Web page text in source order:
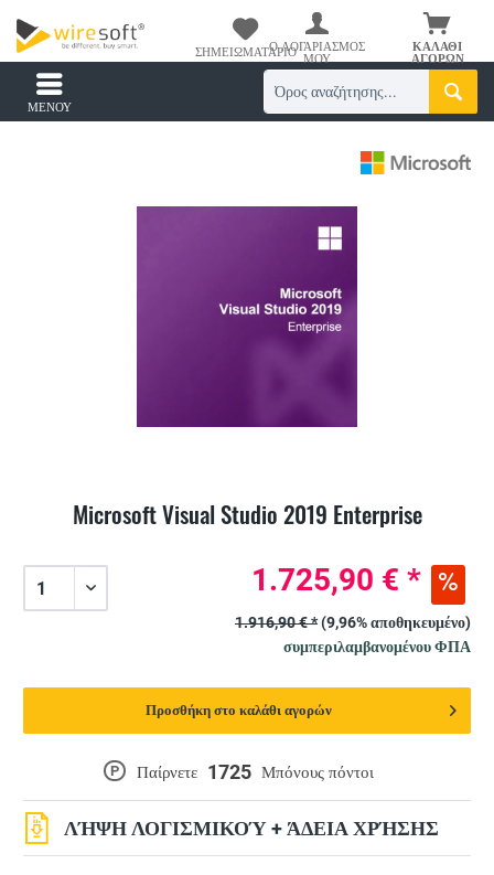
ΚΑΛΆΘΙ
ΑΓΟΡΏΝ
ΣΗΜΕΙΩΜΑΤΆΡΙΟΟ ΛΟΓΑΡΙΑΣΜΌΣ
ΜΟΥ
ΜΕΝΟΎ
Microsoft Visual Studio 2019 Enterprise
P Παίρνετε 1725 Μπόνους πόντοι
ΛΉΨΗ ΛΟΓΙΣΜΙΚΟΎ + ΆΔΕΙΑ ΧΡΉΣΗΣ
1.725,90 € *
1.916,90 € *(9,96% αποθηκευμένο)
συμπεριλαμβανομένου ΦΠΑ
Προσθήκη στο καλάθι αγορών